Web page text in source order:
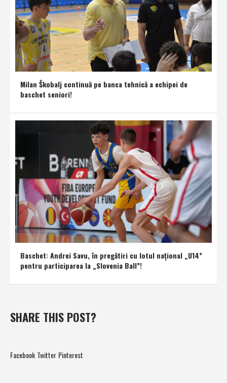
Milan Škobalj continuă pe banca tehnică a echipei de
baschet seniori!
Baschet: Andrei Savu, în pregătiri cu lotul naţional „U14”
pentru participarea la „Slovenia Ball”!
SHARE THIS POST?
Facebook Twitter Pinterest